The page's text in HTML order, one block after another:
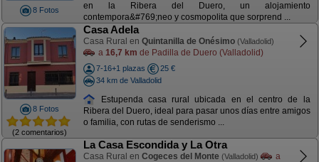
8 Fotos
en la Ribera del Duero, un alojamiento
contempora&#769;neo y cosmopolita que sorprend ...
8 Fotos
(2 comentarios)
Casa Adela
Casa Rural en Quintanilla de Onésimo (Valladolid)
a 16,7 km de Padilla de Duero (Valladolid)
7-16+1 plazas
25 €
34 km de Valladolid
Estupenda casa rural ubicada en el centro de la
Ribera del Duero, ideal para pasar unos días entre amigos
o familia, con rutas de senderismo ...
La Casa Escondida y La Otra
Casa Rural en Cogeces del Monte (Valladolid)
a